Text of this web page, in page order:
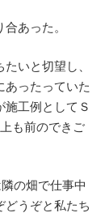
あった。
いと切望し、
あったっていた
施工例としてＳ
も前のできご
の畑で仕事中
どうぞと私たち